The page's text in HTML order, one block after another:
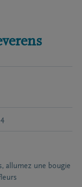
allumez une bougie